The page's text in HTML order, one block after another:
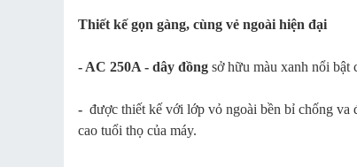
Thiết kế gọn gàng, cùng vẻ ngoài hiện đại
- AC 250A - dây đồng sở hữu màu xanh nổi bật
- được thiết kế với lớp vỏ ngoài bền bỉ chống va
cao tuổi thọ của máy.